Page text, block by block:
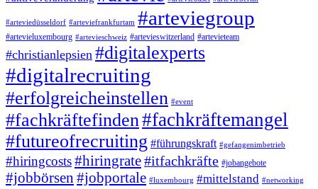
#arteviedüsseldorf #arteviefrankfurtam #arteviegroup
#artevieluxembourg #artevieschweiz #artevieswitzerland #artevieteam
#christianlepsien #digitalexperts
#digitalrecruiting
#erfolgreicheinstellen #event
#fachkräftefinden#fachkräftemangel
#futureofrecruiting #führungskraft #gefangenimbetrieb
#hiringcosts#hiringrate#itfachkräfte #jobangebote
#jobbörsen #jobportale #luxembourg #mittelstand #networking